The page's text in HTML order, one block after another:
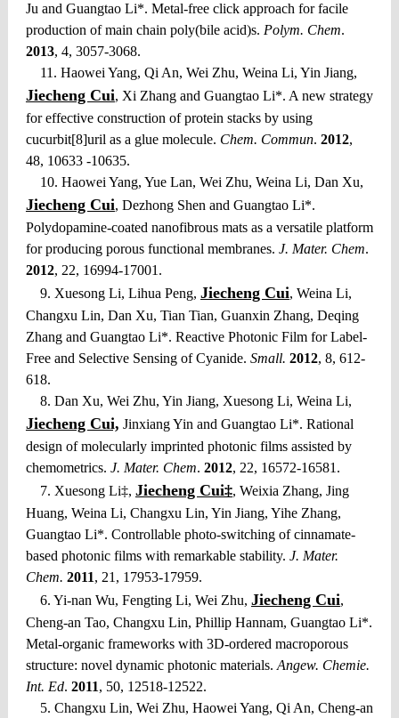
Ju and Guangtao Li*. Metal-free click approach for facile
production of main chain poly(bile acid)s. Polym. Chem.
2013, 4, 3057-3068.
11. Haowei Yang, Qi An, Wei Zhu, Weina Li, Yin Jiang,
Jiecheng Cui, Xi Zhang and Guangtao Li*. A new strategy
for effective construction of protein stacks by using
cucurbit[8]uril as a glue molecule. Chem. Commun. 2012,
48, 10633 -10635.
10. Haowei Yang, Yue Lan, Wei Zhu, Weina Li, Dan Xu,
Jiecheng Cui, Dezhong Shen and Guangtao Li*.
Polydopamine-coated nanofibrous mats as a versatile platform
for producing porous functional membranes. J. Mater. Chem.
2012, 22, 16994-17001.
9. Xuesong Li, Lihua Peng, Jiecheng Cui, Weina Li,
Changxu Lin, Dan Xu, Tian Tian, Guanxin Zhang, Deqing
Zhang and Guangtao Li*. Reactive Photonic Film for Label-
Free and Selective Sensing of Cyanide. Small. 2012, 8, 612-
618.
8. Dan Xu, Wei Zhu, Yin Jiang, Xuesong Li, Weina Li,
Jiecheng Cui, Jinxiang Yin and Guangtao Li*. Rational
design of molecularly imprinted photonic films assisted by
chemometrics. J. Mater. Chem. 2012, 22, 16572-16581.
7. Xuesong Li‡, Jiecheng Cui‡, Weixia Zhang, Jing
Huang, Weina Li, Changxu Lin, Yin Jiang, Yihe Zhang,
Guangtao Li*. Controllable photo-switching of cinnamate-
based photonic films with remarkable stability. J. Mater.
Chem. 2011, 21, 17953-17959.
6. Yi-nan Wu, Fengting Li, Wei Zhu, Jiecheng Cui,
Cheng-an Tao, Changxu Lin, Phillip Hannam, Guangtao Li*.
Metal-organic frameworks with 3D-ordered macroporous
structure: novel dynamic photonic materials. Angew. Chemie.
Int. Ed. 2011, 50, 12518-12522.
5. Changxu Lin, Wei Zhu, Haowei Yang, Qi An, Cheng-an